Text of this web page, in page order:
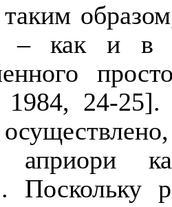
– как и в
1984, 24-
априори
Поскольку